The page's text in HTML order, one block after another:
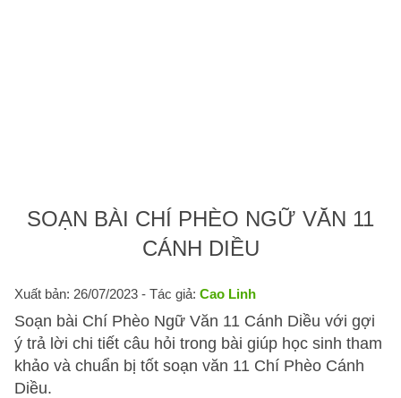
SOẠN BÀI CHÍ PHÈO NGỮ VĂN 11
CÁNH DIỀU
Xuất bản: 26/07/2023 - Tác giả: Cao Linh
Soạn bài Chí Phèo Ngữ Văn 11 Cánh Diều với gợi
ý trả lời chi tiết câu hỏi trong bài giúp học sinh tham
khảo và chuẩn bị tốt soạn văn 11 Chí Phèo Cánh
Diều.